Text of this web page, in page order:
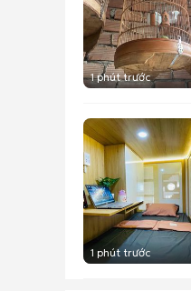
1 phút trước
1 phút trước